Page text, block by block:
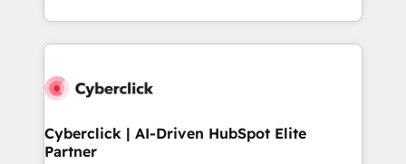
America. From casual user to super fan: make
Canada, we’ve delivered thousands of successful
HubSpot projects for mid-market and enterprise
combine HubSpot, data, and AI to design connected
and technology for predictable, scalable revenue
growth. Our expertise spans RevOps, CRM and data
Cyberclick | AI-Driven HubSpot Elite
Partner